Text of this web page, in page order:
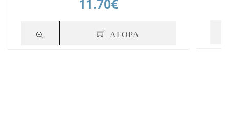
11.70€
ΑΓΟΡΑ